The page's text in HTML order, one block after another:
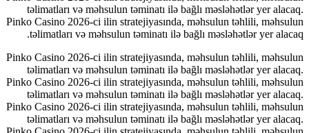
təlimatları və məhsulun təminatı ilə bağlı məsləhətlər yer alacaq.
Pinko Casino 2026-ci ilin stratejiyasında, məhsulun təhlili, məhsulun
təlimatları və məhsulun təminatı ilə bağlı məsləhətlər yer alacaq.
Pinko Casino 2026-ci ilin stratejiyasında, məhsulun təhlili, məhsulun
təlimatları və məhsulun təminatı ilə bağlı məsləhətlər yer alacaq.
Pinko Casino 2026-ci ilin stratejiyasında, məhsulun təhlili, məhsulun
təlimatları və məhsulun təminatı ilə bağlı məsləhətlər yer alacaq.
Pinko Casino 2026-ci ilin stratejiyasında, məhsulun təhlili, məhsulun
təlimatları və məhsulun təminatı ilə bağlı məsləhətlər yer alacaq.